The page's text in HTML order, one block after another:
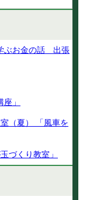
ぶお金の話 出張
」
（夏） 「風車を
づくり教室」